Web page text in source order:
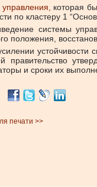
которая
по кластеру 1
системы
положения,
правительство
и сроки их
печати >>